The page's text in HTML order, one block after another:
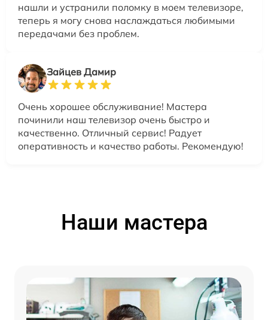
нашли и устранили поломку в моем телевизоре,
теперь я могу снова наслаждаться любимыми
передачами без проблем.
Зайцев Дамир
Очень хорошее обслуживание! Мастера
починили наш телевизор очень быстро и
качественно. Отличный сервис! Радует
оперативность и качество работы. Рекомендую!
Наши мастера